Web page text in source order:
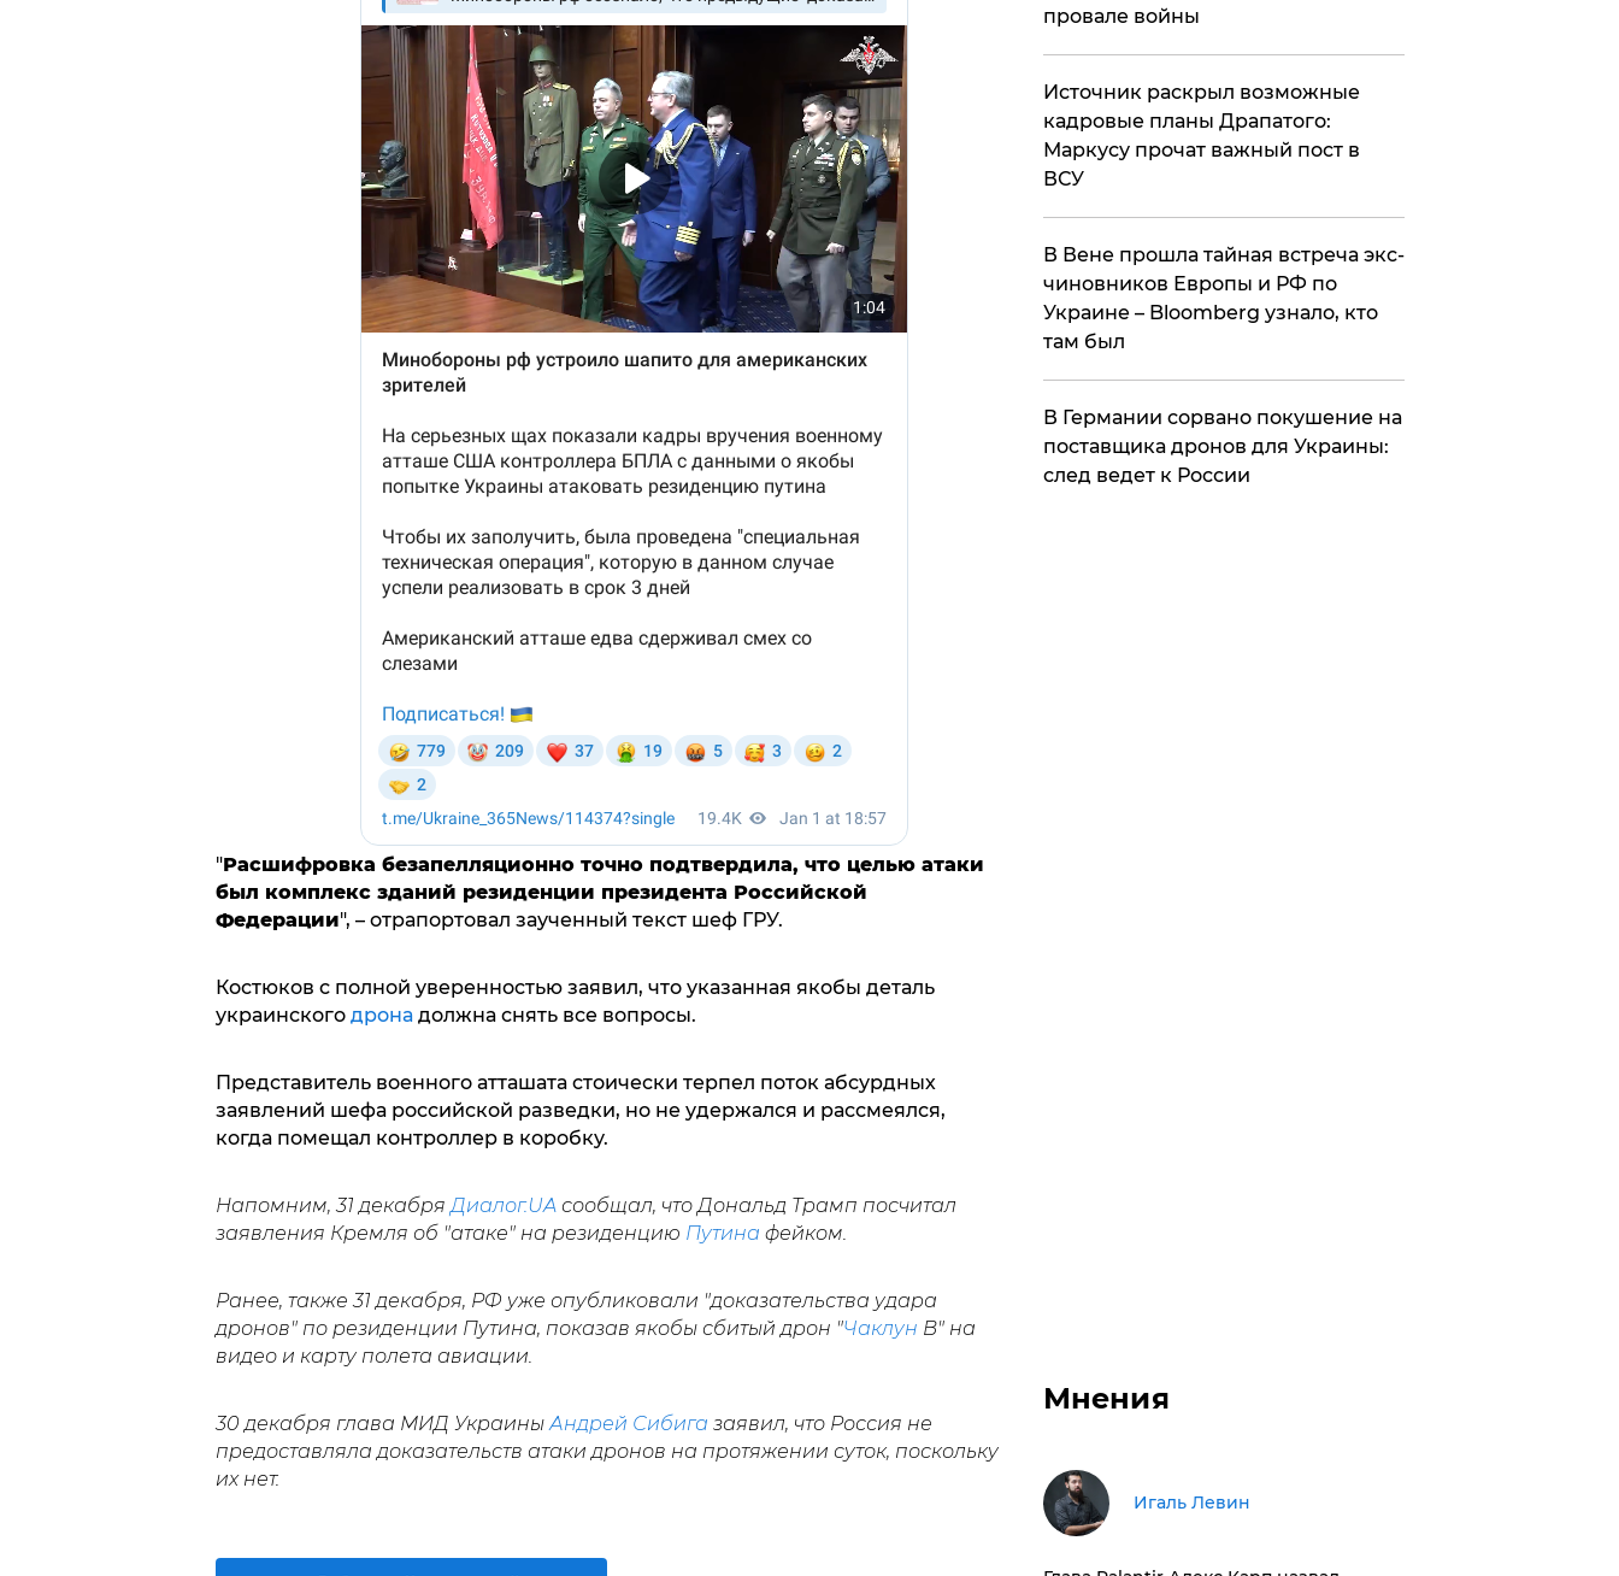
"Расшифровка безапелляционно точно подтвердила, что целью атаки
был комплекс зданий резиденции президента Российской
Федерации", – отрапортовал заученный текст шеф ГРУ.
Костюков с полной уверенностью заявил, что указанная якобы деталь
украинского дронадолжна снять все вопросы.
Представитель военного атташата стоически терпел поток абсурдных
заявлений шефа российской разведки, но не удержался и рассмеялся,
когда помещал контроллер в коробку.
Напомним, 31 декабряДиалог.UAсообщал, что Дональд Трамп посчитал
заявления Кремля об "атаке" на резиденцию Путина фейком.
Ранее, также 31 декабря, РФ уже опубликовали "доказательства удара
дронов" по резиденции Путина, показав якобы сбитый дрон "Чаклун В" на
видео и карту полета авиации.
30 декабря глава МИД УкраиныАндрей Сибига заявил, что Россия не
предоставляла доказательств атаки дронов на протяжении суток, поскольку
их нет.
провале войны
​Источник раскрыл возможные
кадровые планы Драпатого:
Маркусу прочат важный пост в
ВСУ
В Вене прошла тайная встреча экс-
чиновников Европы и РФ по
Украине – Bloomberg узнало, кто
там был
​В Германии сорвано покушение на
поставщика дронов для Украины:
след ведет к России
Мнения
Игаль Левин